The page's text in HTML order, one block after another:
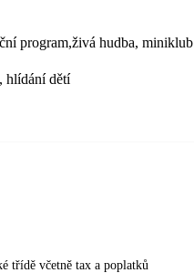
program,živá hudba, miniklub
hlídání dětí
třídě včetně tax a poplatků